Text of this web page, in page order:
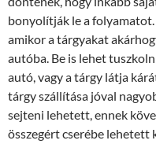
bonyolítják le a
amikor a tárgyakat
autóba. Be is lehet
autó, vagy a tárgy látja
tárgy szállítása jóval
sejteni lehetett, ennek
összegért cserébe